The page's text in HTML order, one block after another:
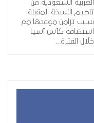
العربية السعودية من
تنظيم النسخة المقبلة
بسبب تزامن موعدها مع
استضافة كأس آسيا
خلال الفترة…